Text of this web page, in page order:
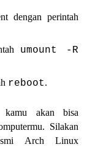
dengan perintah
umount -R
reboot.
kamu akan bisa
Silakan
Arch Linux